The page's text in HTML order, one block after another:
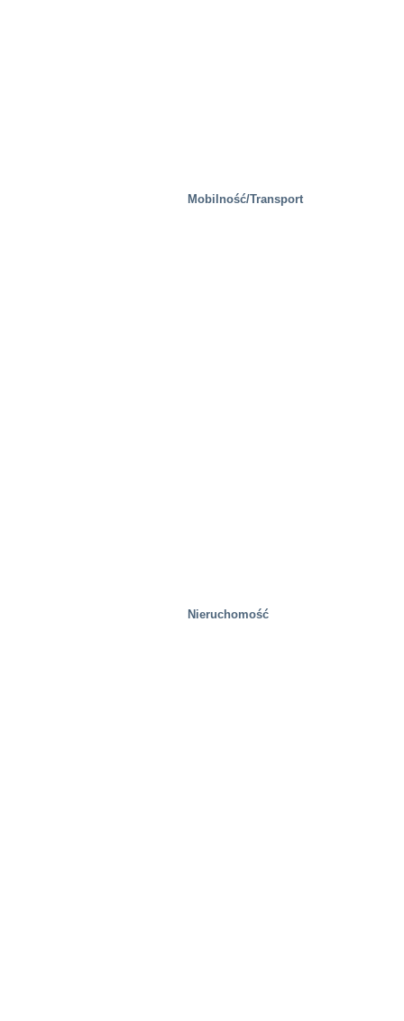
Obiekty testowe
Gospodarka odpadami
Mobilność/Transport
Nieruchomość